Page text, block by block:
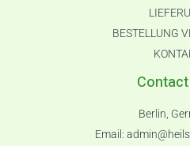
BESTELLUNG
Berlin,
Email: